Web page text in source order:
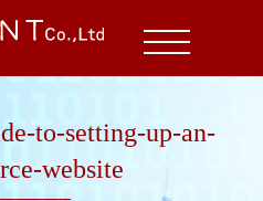
to-setting-up-an-
website